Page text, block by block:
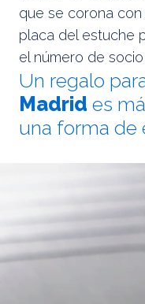
que se corona
placa del estuche
el número de
Un regalo
Madrid es
una forma de